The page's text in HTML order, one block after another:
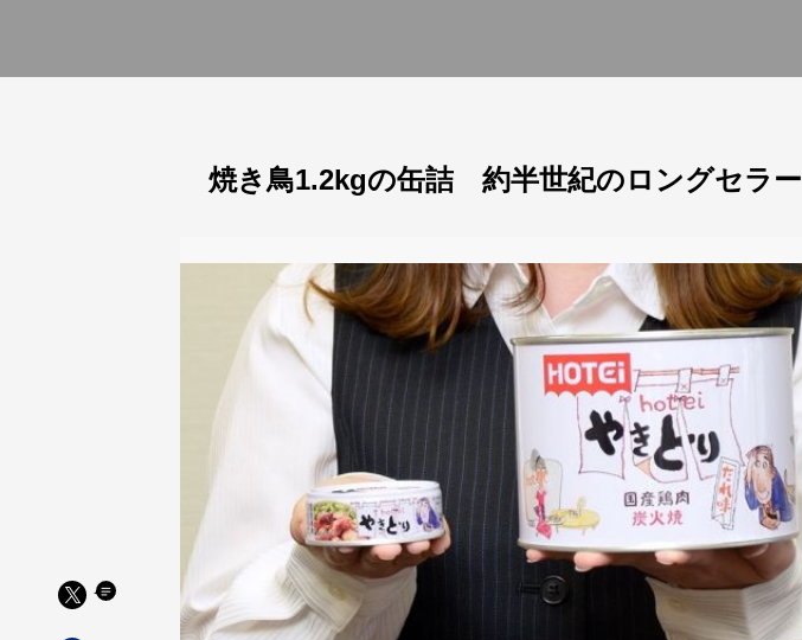
焼き鳥1.2kgの缶詰 約半世紀のロングセラー